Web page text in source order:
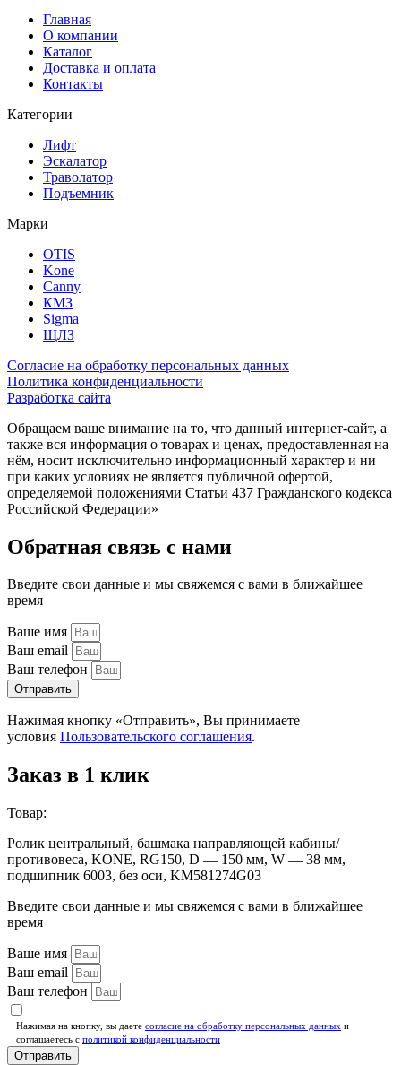
Главная
О компании
Каталог
Доставка и оплата
Контакты
Категории
Лифт
Эскалатор
Траволатор
Подъемник
Марки
OTIS
Kone
Canny
КМЗ
Sigma
ЩЛЗ
Согласие на обработку персональных данных
Политика конфиденциальности
Разработка сайта
Обращаем ваше внимание на то, что данный интернет-сайт, а
также вся информация о товарах и ценах, предоставленная на
нём, носит исключительно информационный характер и ни
при каких условиях не является публичной офертой,
определяемой положениями Статьи 437 Гражданского кодекса
Российской Федерации»
Обратная связь с нами
Введите свои данные и мы свяжемся с вами в ближайшее
время
Ваше имя
Ваш email
Ваш телефон
Отправить
Нажимая кнопку «Отправить», Вы принимаете
условия Пользовательского соглашения.
Заказ в 1 клик
Товар:
Ролик центральный, башмака направляющей кабины/
противовеса, KONE, RG150, D — 150 мм, W — 38 мм,
подшипник 6003, без оси, KM581274G03
Введите свои данные и мы свяжемся с вами в ближайшее
время
Ваше имя
Ваш email
Ваш телефон
Нажимая на кнопку, вы даете согласие на обработку персональных данных и
соглашаетесь c политикой конфиденциальности
Отправить